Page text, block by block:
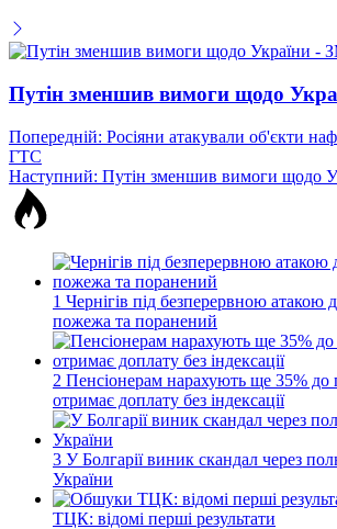
Путін зменшив вимоги щодо
Навігація
записів
Попередній: Росіяни атакували об'єкти
ГТС
Наступний: Путін зменшив вимоги щодо
1 Чернігів під безперервною атакою
пожежа та поранений
2 Пенсіонерам нарахують ще 35% до
отримає доплату без індексації
3 У Болгарії виник скандал через
України
ТЦК: відомі перші результати